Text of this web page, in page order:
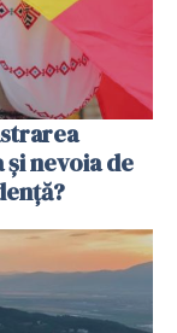
nevoia de